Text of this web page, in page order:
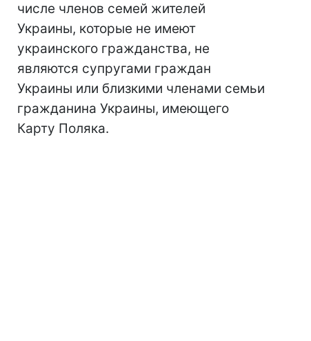
числе членов семей жителей
Украины, которые не имеют
украинского гражданства, не
являются супругами граждан
Украины или близкими членами семьи
гражданина Украины, имеющего
Карту Поляка.